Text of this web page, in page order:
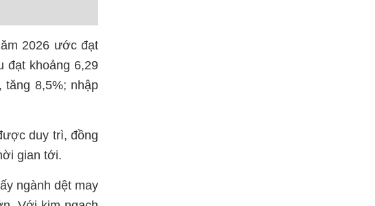
2026 ước đạt
đạt khoảng 6,29
8,5%; nhập
duy trì, đồng
gian tới.
ngành dệt may